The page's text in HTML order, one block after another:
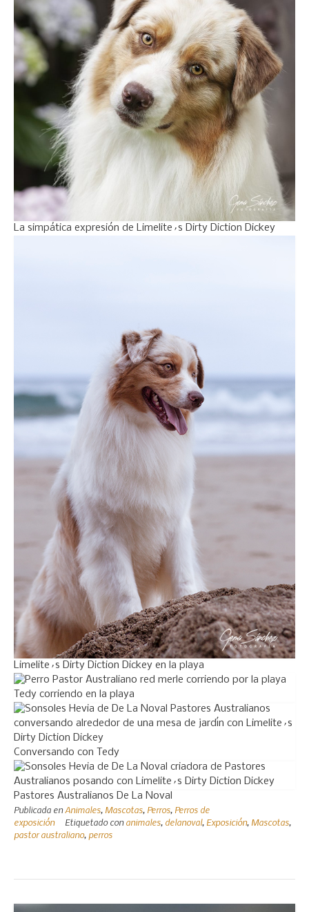
La simpática expresión de Limelite´s Dirty Diction Dickey
Limelite´s Dirty Diction Dickey en la playa
Tedy corriendo en la playa
Conversando con Tedy
Pastores Australianos De La Noval
Publicada en Animales, Mascotas, Perros, Perros de
exposición
Etiquetado con animales, delanoval, Exposición, Mascotas,
pastor australiano, perros